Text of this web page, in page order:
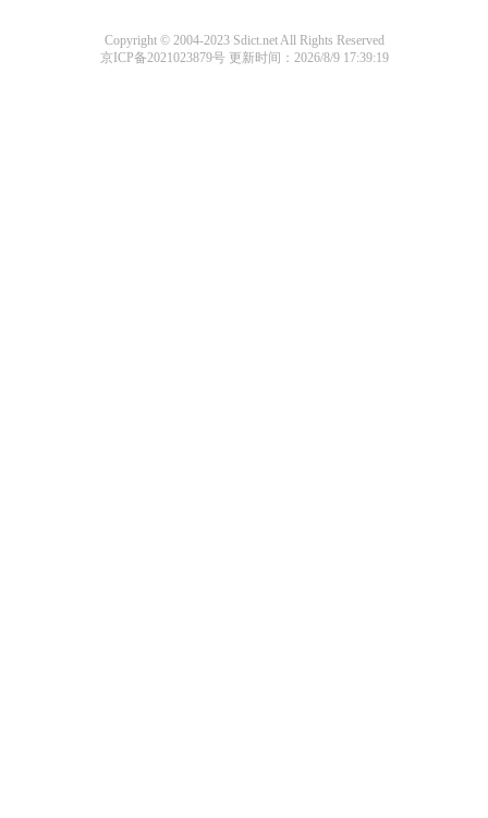
Copyright © 2004-2023 Sdict.net All Rights Reserved
京ICP备2021023879号更新时间：2026/8/9 17:39:19